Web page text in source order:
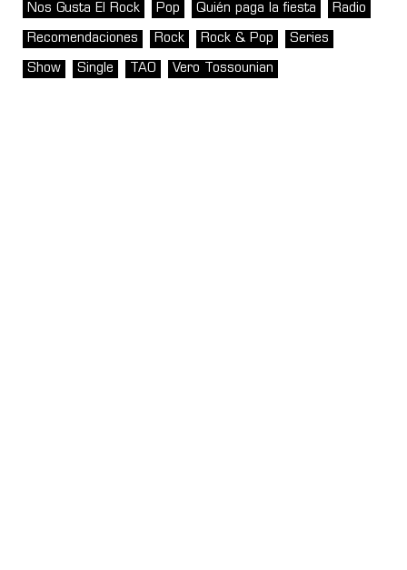
Nos Gusta El Rock Pop Quién paga la fiesta Radio
Recomendaciones Rock Rock & Pop Series
Show Single TAO Vero Tossounian